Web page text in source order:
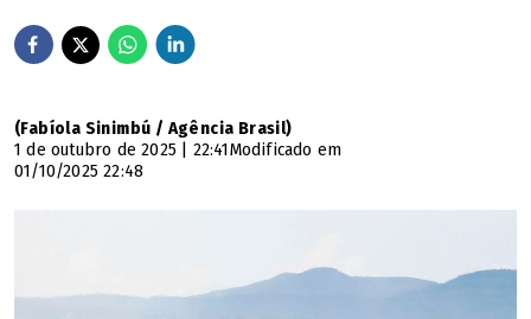
(Fabíola Sinimbú / Agência Brasil)
1 de outubro de 2025 | 22:41Modificado em
01/10/2025 22:48